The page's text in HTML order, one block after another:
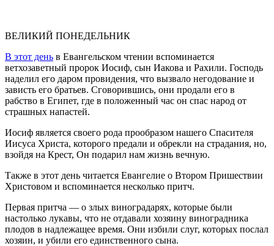
ВЕЛИКИЙ ПОНЕДЕЛЬНИК
В этот день в Евангельском чтении вспоминается
ветхозаветный пророк Иосиф, сын Иакова и Рахили. Господь
наделил его даром провидения, что вызвало негодование и
зависть его братьев. Сговорившись, они продали его в
рабство в Египет, где в положенный час он спас народ от
страшных напастей.
Иосиф является своего рода прообразом нашего Спасителя
Иисуса Христа, которого предали и обрекли на страдания, но,
взойдя на Крест, Он подарил нам жизнь вечную.
Также в этот день читается Евангелие о Втором Пришествии
Христовом и вспоминается несколько притч.
Первая притча — о злых виноградарях, которые были
настолько лукавы, что не отдавали хозяину виноградника
плодов в надлежащее время. Они избили слуг, которых послал
хозяин, и убили его единственного сына.